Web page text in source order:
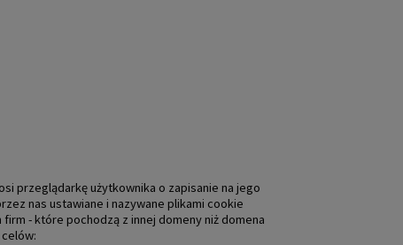
przeglądarkę użytkownika o zapisanie na jego
nas ustawiane i nazywane plikami cookie
- które pochodzą z innej domeny niż domena